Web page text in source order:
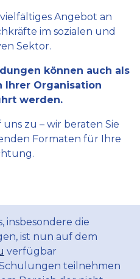
Angebot an
im sozialen und
Sektor.
können auch als
Ihrer Organisation
werden.
zu – wir beraten Sie
Formaten für Ihre
insbesondere die
ist nun auf dem
verfügbar
teilnehmen